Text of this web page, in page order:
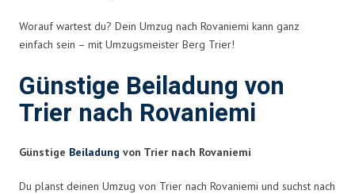
Worauf wartest du? Dein Umzug nach Rovaniemi kann ganz
einfach sein – mit Umzugsmeister Berg Trier!
Günstige Beiladung von
Trier nach Rovaniemi
Günstige Beiladung von Trier nach Rovaniemi
Du planst deinen Umzug von Trier nach Rovaniemi und suchst nach